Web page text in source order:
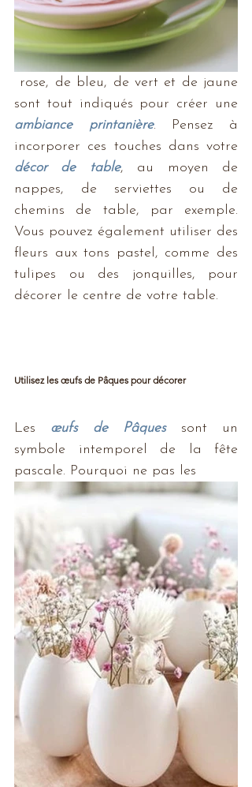
ambiance printanière. Pensez à
décor de table, au moyen de
nappes, de serviettes ou de
chemins de table, par exemple.
Vous pouvez également utiliser des
fleurs aux tons pastel, comme des
tulipes ou des jonquilles, pour
décorer le centre de votre table.
Utilisez les œufs de Pâques pour décorer
Les œufs de Pâques sont un
symbole intemporel de la fête
pascale. Pourquoi ne pas les